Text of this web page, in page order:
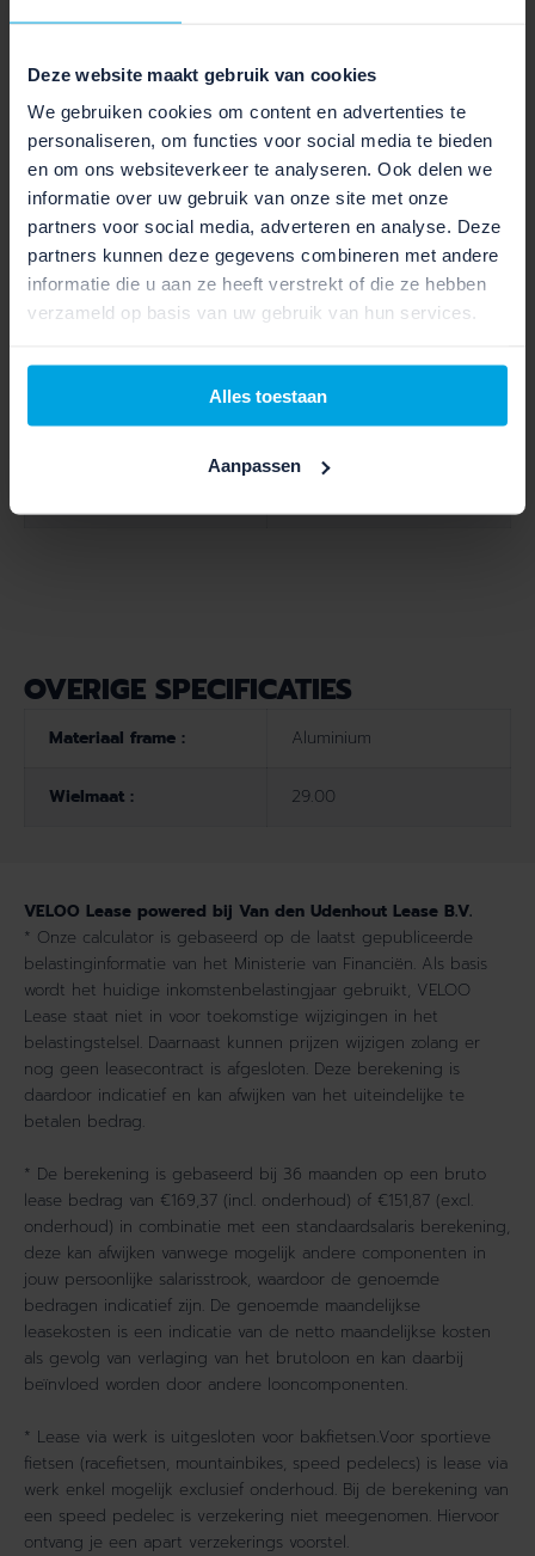
Deze website maakt gebruik van cookies
We gebruiken cookies om content en advertenties te
personaliseren, om functies voor social media te bieden
en om ons websiteverkeer te analyseren. Ook delen we
informatie over uw gebruik van onze site met onze
partners voor social media, adverteren en analyse. Deze
partners kunnen deze gegevens combineren met andere
informatie die u aan ze heeft verstrekt of die ze hebben
verzameld op basis van uw gebruik van hun services.
Alles toestaan
Aanpassen
G
l
o
s
s
l
o
s
s
y
SPECIFICATIES
Lees alle specificaties van deze elektrische fiets van
het merk Kalkhoff.
SCHAKELEN EN VEILIGHEID
Rem voor: Hydr. Schijfremmen
180/180
Rem achter : Hydr. Schijfremmen
OVERIGE SPECIFICATIES
Materiaal frame : Aluminium
Wielmaat : 29.00
VELOO Lease powered bij Van den Udenhout Lease B.V.
* Onze calculator is gebaseerd op de laatst gepubliceerde
belastinginformatie van het Ministerie van Financiën. Als basis
wordt het huidige inkomstenbelastingjaar gebruikt, VELOO
Lease staat niet in voor toekomstige wijzigingen in het
belastingstelsel. Daarnaast kunnen prijzen wijzigen zolang er
nog geen leasecontract is afgesloten. Deze berekening is
daardoor indicatief en kan afwijken van het uiteindelijke te
betalen bedrag.
* De berekening is gebaseerd bij 36 maanden op een bruto
lease bedrag van €169,37 (incl. onderhoud) of €151,87 (excl.
onderhoud) in combinatie met een standaardsalaris berekening,
deze kan afwijken vanwege mogelijk andere componenten in
jouw persoonlijke salarisstrook, waardoor de genoemde
bedragen indicatief zijn. De genoemde maandelijkse
leasekosten is een indicatie van de netto maandelijkse kosten
als gevolg van verlaging van het brutoloon en kan daarbij
beïnvloed worden door andere looncomponenten.
* Lease via werk is uitgesloten voor bakfietsen.Voor sportieve
fietsen (racefietsen, mountainbikes, speed pedelecs) is lease via
werk enkel mogelijk exclusief onderhoud. Bij de berekening van
een speed pedelec is verzekering niet meegenomen. Hiervoor
ontvang je een apart verzekerings voorstel.